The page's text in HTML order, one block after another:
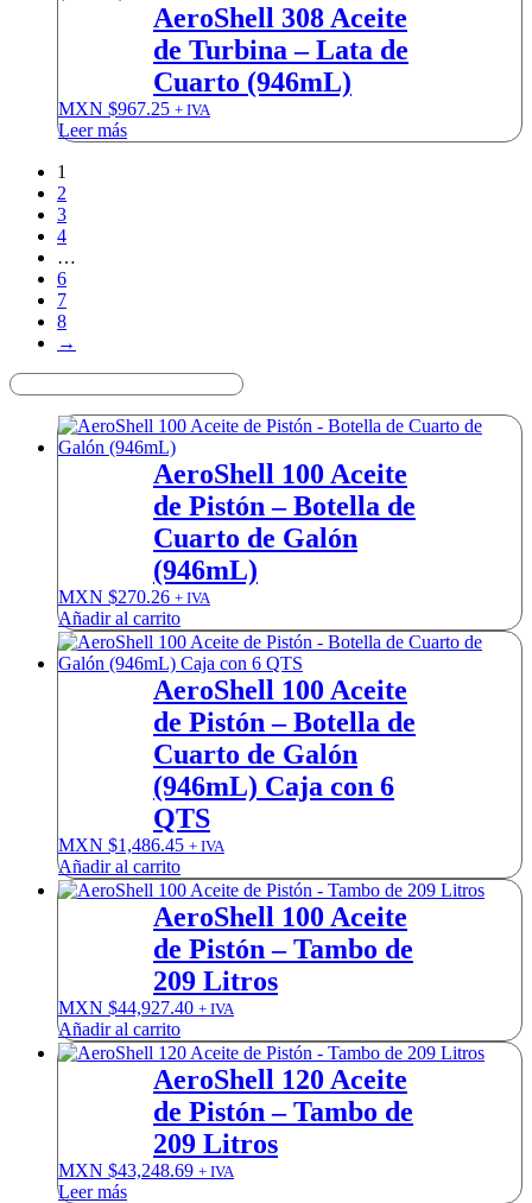
AeroShell 308 Aceite
de Turbina – Lata de
Cuarto (946mL)
MXN $967.25 + IVA
Leer más
1
2
3
4
…
6
7
8
→
AeroShell 100 Aceite
de Pistón – Botella de
Cuarto de Galón
(946mL)
MXN $270.26 + IVA
Añadir al carrito
AeroShell 100 Aceite
de Pistón – Botella de
Cuarto de Galón
(946mL) Caja con 6
QTS
MXN $1,486.45 + IVA
Añadir al carrito
AeroShell 100 Aceite
de Pistón – Tambo de
209 Litros
MXN $44,927.40 + IVA
Añadir al carrito
AeroShell 120 Aceite
de Pistón – Tambo de
209 Litros
MXN $43,248.69 + IVA
Leer más